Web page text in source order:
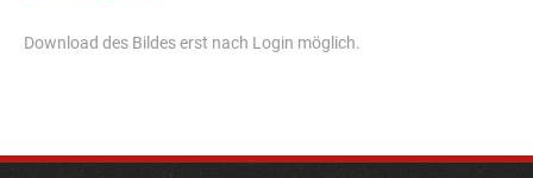
Download des Bildes erst nach Login möglich.